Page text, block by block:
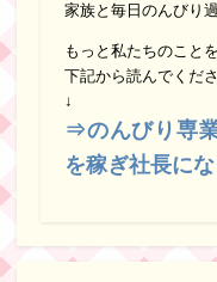
家族と毎日のんびり
もっと私たちのこと
下記から読んでくださ
↓
⇒のんびり専
を稼ぎ社長にな